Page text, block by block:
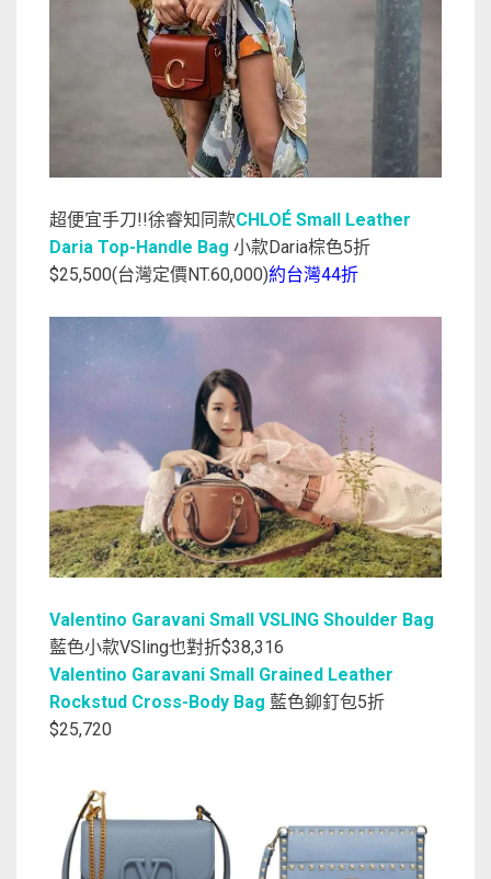
超便宜手刀!!徐睿知同款CHLOÉ Small Leather
Daria Top-Handle Bag 小款Daria棕色5折
$25,500(台灣定價NT.60,000)約台灣44折
Valentino Garavani Small VSLING Shoulder Bag
藍色小款VSling也對折$38,316
Valentino Garavani Small Grained Leather
Rockstud Cross-Body Bag 藍色鉚釘包5折
$25,720